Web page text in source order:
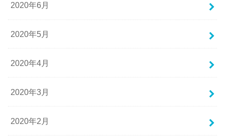
2020年6月
2020年5月
2020年4月
2020年3月
2020年2月